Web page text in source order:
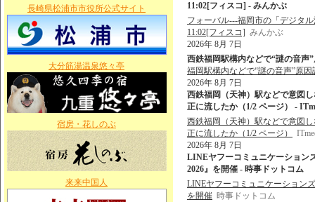
長崎県松浦市市役所公式サイト
大分筋湯温泉悠々亭
宿房・花しのぶ
来来中国人
11:02[フィスコ] - みんかぶ
フォーバル---福岡市の「デジタ
11:02[フィスコ] みんかぶ
2026年 8月 7日
西鉄福岡駅構内などで“謎の音声
福岡駅構内などで“謎の音声”原
2026年 8月 7日
西鉄福岡（天神）駅などで意図
正に流したか（1/2 ページ） -
西鉄福岡（天神）駅などで意図
正に流したか（1/2 ページ）
2026年 8月 7日
LINEヤフーコミュニケーション
2026』を開催 - 時事ドットコム
LINEヤフーコミュニケーション
を開催 時事ドットコム